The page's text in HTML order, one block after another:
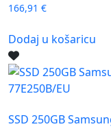
166,91 €
Dodaj u košaricu
SSD 250GB